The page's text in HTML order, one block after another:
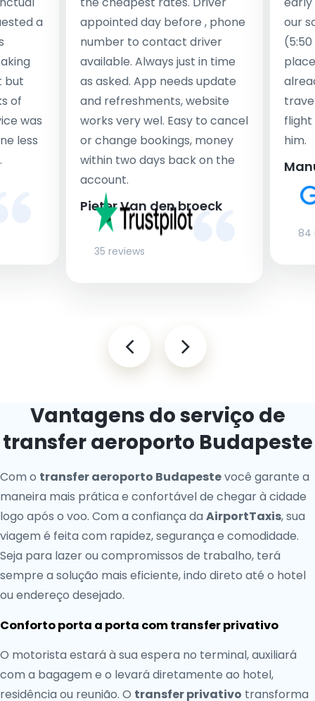
a
but
of
was
less
appointed day before , phone
number to contact driver
available. Always just in time
as asked. App needs update
and refreshments, website
works very wel. Easy to cancel
or change bookings, money
within two days back on the
account.
Pieter Van den broeck
35 reviews
our
flight
him.
84
Vantagens do serviço de
transfer aeroporto Budapeste
Com o transfer aeroporto Budapestevocê garante a
maneira mais prática e confortável de chegar à cidade
logo após o voo. Com a confiança da AirportTaxis, sua
viagem é feita com rapidez, segurança e comodidade.
Seja para lazer ou compromissos de trabalho, terá
sempre a solução mais eficiente, indo direto até o hotel
ou endereço desejado.
Conforto porta a porta com transfer privativo
O motorista estará à sua espera no terminal, auxiliará
com a bagagem e o levará diretamente ao hotel,
residência ou reunião. O transfer privativo transforma